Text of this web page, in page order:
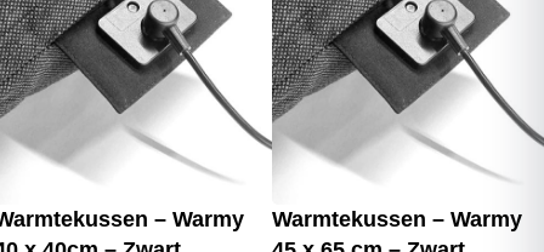
– Warmy
Warmtekussen – Warmy